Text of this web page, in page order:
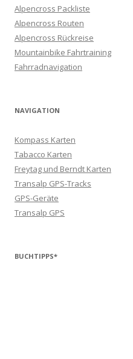
Alpencross Packliste
Alpencross Routen
Alpencross Rückreise
Mountainbike Fahrtraining
Fahrradnavigation
NAVIGATION
Kompass Karten
Tabacco Karten
Freytag und Berndt Karten
Transalp GPS-Tracks
GPS-Geräte
Transalp GPS
BUCHTIPPS*